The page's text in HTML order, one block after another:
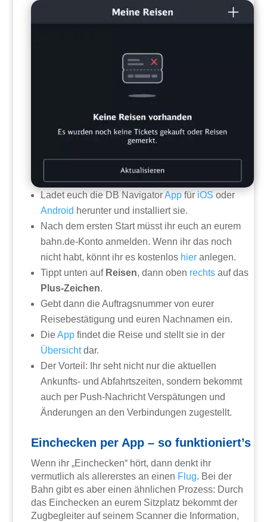
Ladet euch die DB NavigatorApp für iOS oder
Android herunter und installiert sie.
Nach dem ersten Start müsst ihr euch an eurem
bahn.de-Konto anmelden. Wenn ihr das noch
nicht habt, könnt ihr es kostenlos hier anlegen.
Tippt unten auf Reisen, dann oben rechts auf das
Plus-Zeichen.
Gebt dann die Auftragsnummer von eurer
Reisebestätigung und euren Nachnamen ein.
DieApp findet die Reise und stellt sie in der
Übersichtdar.
Der Vorteil: Ihr seht nicht nur die aktuellen
Ankunfts- und Abfahrtszeiten, sondern bekommt
auch per Push-Nachricht Verspätungen und
Änderungen an den Verbindungen zugestellt.
Einchecken per App – so funktioniert’s
Wenn ihr „Einchecken“ hört, dann denkt ihr
vermutlich als allererstes an einen Flug. Bei der
Bahn gibt es aber einen ähnlichen Prozess: Durch
das Einchecken an eurem Sitzplatz bekommt der
Zugbegleiter auf seinem Scanner die Information,